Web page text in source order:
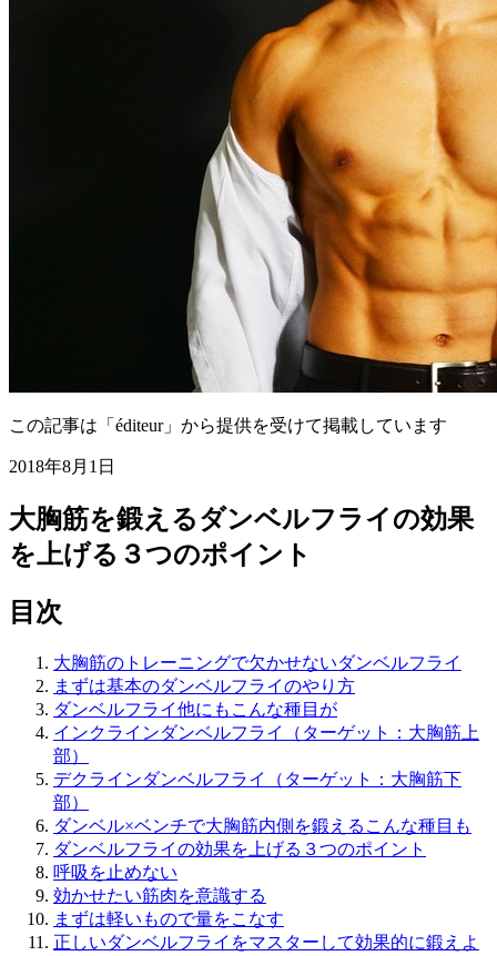
この記事は「éditeur」から提供を受けて掲載しています
2018年8月1日
大胸筋を鍛えるダンベルフライの効果
を上げる３つのポイント
目次
大胸筋のトレーニングで欠かせないダンベルフライ
まずは基本のダンベルフライのやり方
ダンベルフライ他にもこんな種目が
インクラインダンベルフライ（ターゲット：大胸筋上
部）
デクラインダンベルフライ（ターゲット：大胸筋下
部）
ダンベル×ベンチで大胸筋内側を鍛えるこんな種目も
ダンベルフライの効果を上げる３つのポイント
呼吸を止めない
効かせたい筋肉を意識する
まずは軽いもので量をこなす
正しいダンベルフライをマスターして効果的に鍛えよ